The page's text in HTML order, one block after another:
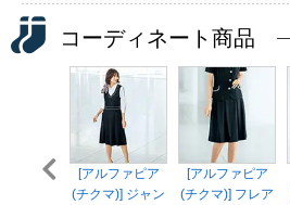
コーディネート商品
[アルファピア
(チクマ)] ジャン
[アルファピア
(チクマ)] フレア